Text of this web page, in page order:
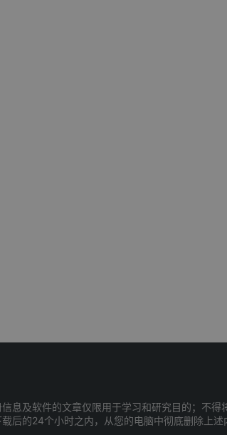
息及软件的文章仅限用于学习和研究目的；不
的24个小时之内，从您的电脑中彻底删除上述